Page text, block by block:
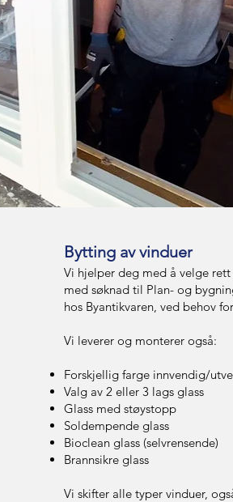
Bytting av vinduer
Vi hjelper deg med å velge
med søknad til Plan- og
hos Byantikvaren, ved behov
Vi leverer og monterer også:
Forskjellig farge innvendig/
Valg av 2 eller 3 lags glass
Glass med støystopp
Soldempende glass
Bioclean glass (selvrensende)
Brannsikre glass
Vi skifter alle typer vinduer,